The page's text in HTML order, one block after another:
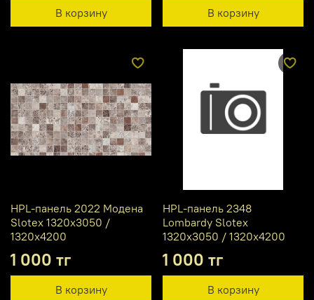
В корзину В корзину
HPL-панель 2022 Модена
Slotex 1320х3050 /
1320х4200
1 000 тг
В корзину
HPL-панель 2348
Lombardy Slotex
1320х3050 / 1320х4200
1 000 тг
В корзину